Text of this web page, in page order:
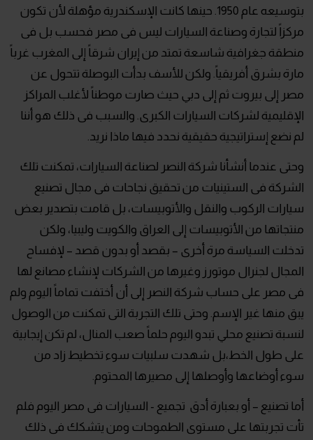
بتوسيعه عام 1950. حينها كانت الإسكندرية مؤهلة لأن تكون
مركزاً لتجارة وصناعة السيارات ليس فى مصر فحسب بل فى
منطقة جغرافية شاسعة تمتد من إيران شرقاً إلى المغرب غرباً
مارة بشرق أفريقياً. ولكن للأسف بدأت البوصلة تتحول عن
مصر إلى بيروت ثم إلى دبي حيث صارت موطناً لأغلب المراكز
الإقليمية لشركات السيارات الكبرى. والسبب فى ذلك هو أننا
لم نضع إستراتيجية حقيقية نحدد فيها ماذا نريد.
وحتى عندما أنشأنا شركة النصر لصناعة السيارات، تمكنت تلك
الشركة فى الستينيات من تحقيق نجاحات فى مجال تصنيع
سيارات الركوب والنقل والأتوبيسات، بل قامت بتصدير بعض
منتجاتها من الأتوبيسات إلى العراق والكويت وليبيا، ولكن
تدخلت السياسة مرة أخرى – بقصد أو بدون قصد – لإفساح
المجال لجنرال موتورز وغيرها من الشركات لإنشاء مصانع لها
فى مصر على حساب شركة النصر إلى أن أختفت تماماً اليوم ولم
يبق منها غير الإسم. وحتى تلك التجربة التى تمكنت من الوصول
لنسبة تصنيع محلي تبدو اليوم حلماً صعب المنال، لم تكن إيجابية
على طول الخط،بل شهدت سلبيات سوء تخطيط زاد من
سوء أوضاعها وأوصلها إلى مصيرها المحتوم.
أما تصنيع – أو بعبارة أدق تجميع - السيارات فى مصر اليوم فلم
تأت تجربتها على مستوى الطموحات ومن يتشكك فى ذلك